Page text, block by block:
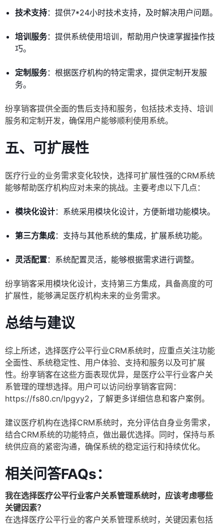
技术支持：提供7*24小时技术支持，及时解决用户问题。
培训服务：提供系统使用培训，帮助用户快速掌握操作技
巧。
定制服务：根据医疗机构的特定需求，提供定制开发服
务。
纷享销客提供全面的售后支持和服务，包括技术支持、培训
服务和定制开发，确保用户能够顺利使用系统。
五、可扩展性
医疗行业的业务需求变化较快，选择可扩展性强的CRM系统
能够帮助医疗机构应对未来的挑战。主要考虑以下几点：
模块化设计：系统采用模块化设计，方便新增功能模块。
第三方集成：支持与其他系统的集成，扩展系统功能。
灵活配置：系统配置灵活，能够根据需求进行调整。
纷享销客采用模块化设计，支持第三方集成，具备高度的可
扩展性，能够满足医疗机构未来的业务需求。
总结与建议
综上所述，选择医疗公平行业CRM系统时，应重点关注功能
全面性、系统稳定性、用户体验、支持和服务以及可扩展
性。纷享销客在这些方面表现优异，是医疗公平行业客户关
系管理的理想选择。用户可以访问纷享销客官网：
https://fs80.cn/lpgyy2，了解更多详细信息和客户案例。
建议医疗机构在选择CRM系统时，充分评估自身业务需求，
结合CRM系统的功能特点，做出最优选择。同时，保持与系
统供应商的紧密沟通，确保系统的稳定运行和持续优化。
相关问答FAQs：
我在选择医疗公平行业客户关系管理系统时，应该考虑哪些
关键因素？
在选择医疗公平行业的客户关系管理系统时，关键因素包括